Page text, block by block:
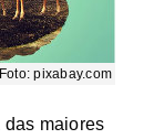
Foto: pixabay.com
das maiores